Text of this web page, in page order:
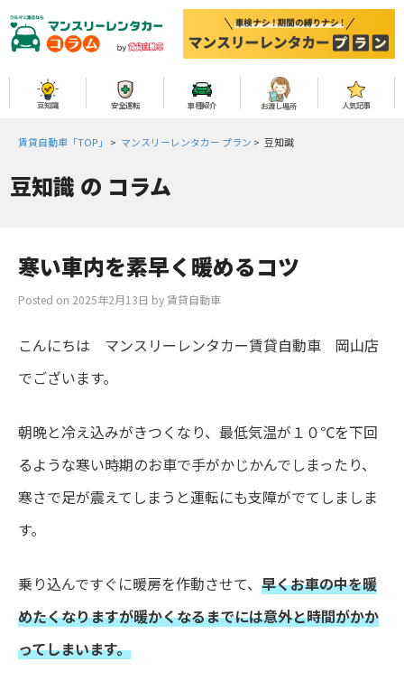
豆知識 安全運転 車種紹介 お渡し場所 人気記事
賃貸自動車「TOP」 > マンスリーレンタカー プラン > 豆知識
豆知識 の コラム
寒い車内を素早く暖めるコツ
Posted on 2025年2月13日 by賃貸自動車
こんにちは マンスリーレンタカー賃貸自動車 岡山店
でございます。
朝晩と冷え込みがきつくなり、最低気温が１０℃を下回
るような寒い時期のお車で手がかじかんでしまったり、
寒さで足が震えてしまうと運転にも支障がでてしましま
す。
乗り込んですぐに暖房を作動させて、早くお車の中を暖
めたくなりますが暖かくなるまでには意外と時間がかか
ってしまいます。